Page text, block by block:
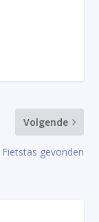
Volgende
Fietstas gevonden